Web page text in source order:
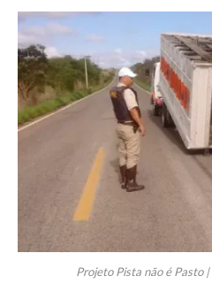
Projeto Pista não é Pasto